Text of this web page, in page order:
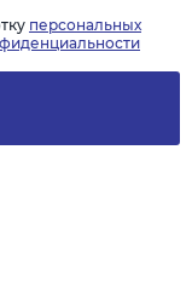
персональных